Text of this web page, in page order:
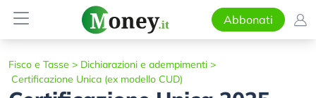
Abbonati
Fisco e Tasse > Dichiarazioni e adempimenti >
Certificazione Unica (ex modello CUD)